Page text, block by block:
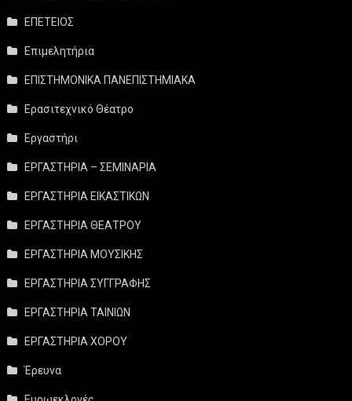
ΕΠΕΤΕΙΟΣ
Επιμελητήρια
ΕΠΙΣΤΗΜΟΝΙΚΑ ΠΑΝΕΠΙΣΤΗΜΙΑΚΑ
Ερασιτεχνικό Θέατρο
Εργαστήρι
ΕΡΓΑΣΤΗΡΙΑ – ΣΕΜΙΝΑΡΙΑ
ΕΡΓΑΣΤΗΡΙΑ ΕΙΚΑΣΤΙΚΩΝ
ΕΡΓΑΣΤΗΡΙΑ ΘΕΑΤΡΟΥ
ΕΡΓΑΣΤΗΡΙΑ ΜΟΥΣΙΚΗΣ
ΕΡΓΑΣΤΗΡΙΑ ΣΥΓΓΡΑΦΗΣ
ΕΡΓΑΣΤΗΡΙΑ ΤΑΙΝΙΩΝ
ΕΡΓΑΣΤΗΡΙΑ ΧΟΡΟΥ
Έρευνα